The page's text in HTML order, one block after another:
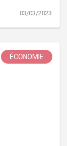
03/03/2023
ÉCONOMIE